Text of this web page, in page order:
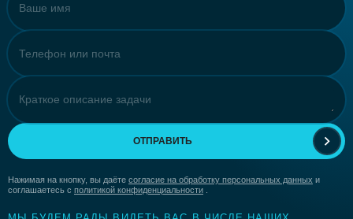
ОТПРАВИТЬ
Нажимая на кнопку, вы даёте согласие на обработку персональных данных и
соглашаетесь с политикой конфиденциальности